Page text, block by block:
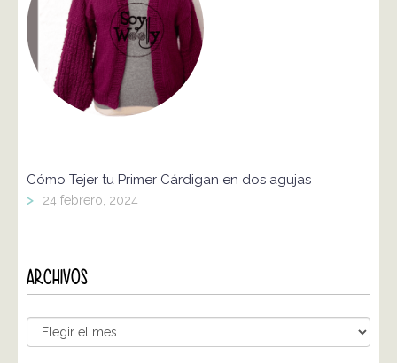
Cómo Tejer tu Primer Cárdigan en dos agujas
> 24 febrero, 2024
ARCHIVOS